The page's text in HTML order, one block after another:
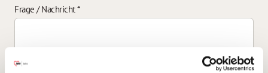
Frage / Nachricht*